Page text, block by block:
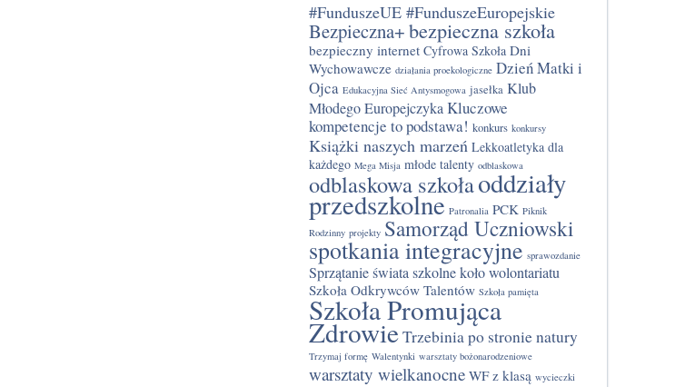
#FunduszeUE #FunduszeEuropejskie
Bezpieczna+bezpieczna szkoła
bezpieczny internet Cyfrowa Szkoła Dni
Wychowawcze działania proekologiczne Dzień Matki i
Ojca Edukacyjna Sieć Antysmogowa jasełka Klub
Młodego Europejczyka Kluczowe
kompetencje to podstawa! konkurs konkursy
Książki naszych marzeń Lekkoatletyka dla
każdego Mega Misja młode talenty odblaskowa
odblaskowa szkołaoddziały
przedszkolne Patronalia PCK Piknik
Rodzinny projekty Samorząd Uczniowski
spotkania integracyjne sprawozdanie
Sprzątanie świata szkolne koło wolontariatu
Szkoła Odkrywców Talentów Szkoła pamięta
Szkoła Promująca
ZdrowieTrzebinia po stronie natury
Trzymaj formę Walentynki warsztaty bożonarodzeniowe
warsztaty wielkanocne WF z klasą wycieczki